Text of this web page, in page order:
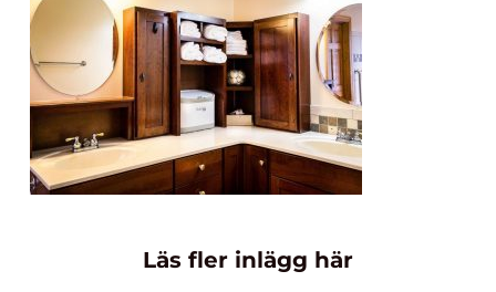
Läs fler inlägg här